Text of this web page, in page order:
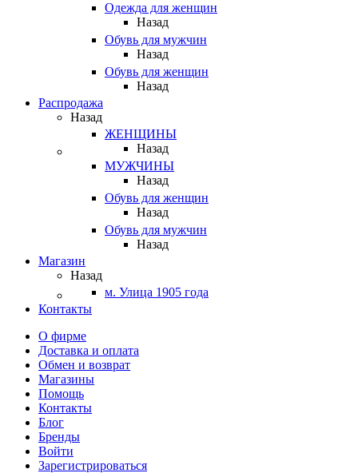
Одежда для женщин
Назад
Обувь для мужчин
Назад
Обувь для женщин
Назад
Распродажа
Назад
ЖЕНЩИНЫ
Назад
МУЖЧИНЫ
Назад
Обувь для женщин
Назад
Обувь для мужчин
Назад
Магазин
Назад
м. Улица 1905 года
Контакты
О фирме
Доставка и оплата
Обмен и возврат
Магазины
Помощь
Контакты
Блог
Бренды
Войти
Зарегистрироваться